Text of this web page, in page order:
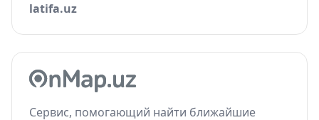
latifa.uz
Сервис, помогающий найти ближайшие